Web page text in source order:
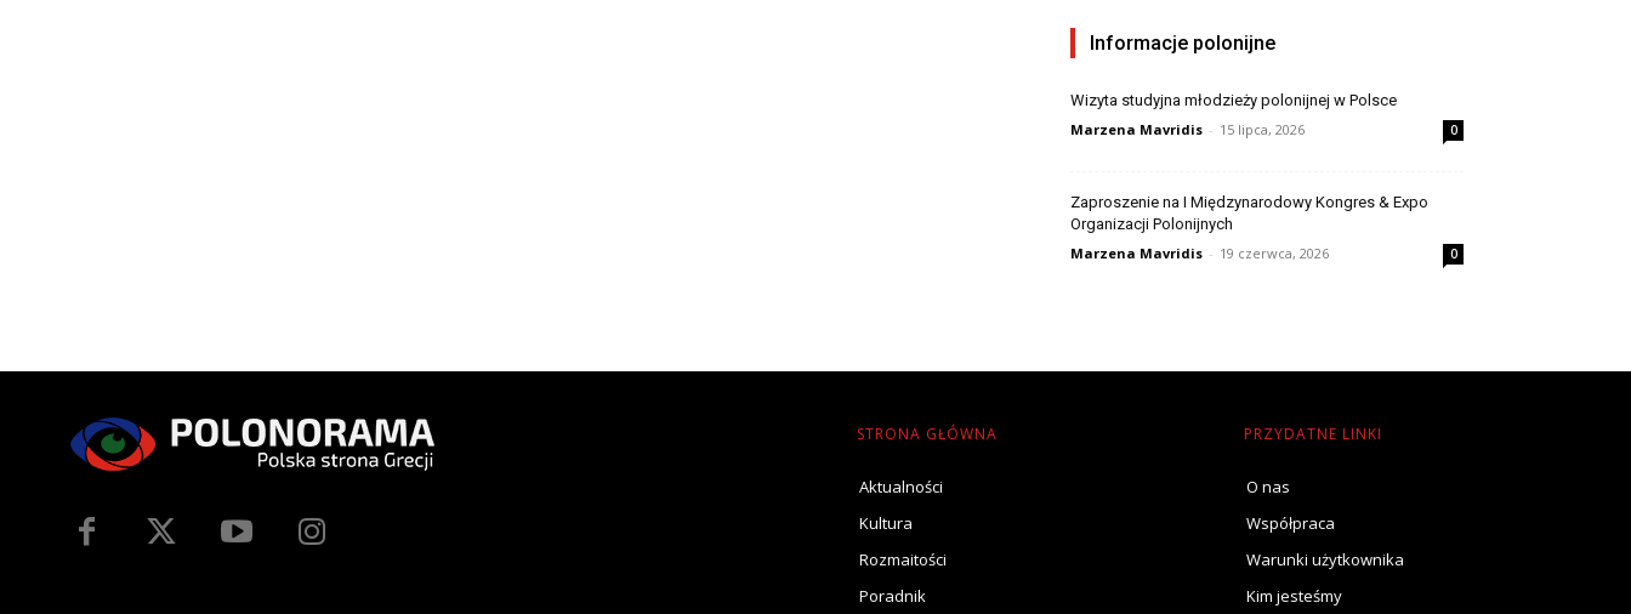
Informacje polonijne
Wizyta studyjna młodzieży polonijnej w Polsce
Marzena Mavridis - 15 lipca, 2026 0
Zaproszenie na I Międzynarodowy Kongres & Expo
Organizacji Polonijnych
Marzena Mavridis - 19 czerwca, 2026 0
STRONA GŁÓWNA
Aktualności
Kultura
Rozmaitości
Poradnik
PRZYDATNE LINKI
O nas
Współpraca
Warunki użytkownika
Kim jesteśmy